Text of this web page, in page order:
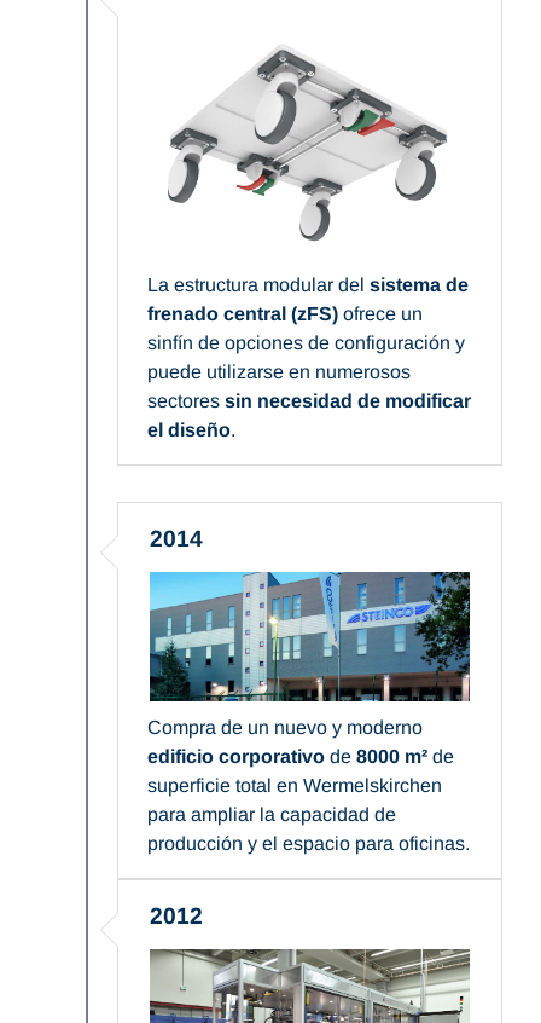
La estructura modular del sistema de
frenado central (zFS) ofrece un
sinfín de opciones de configuración y
puede utilizarse en numerosos
sectores sin necesidad de modificar
el diseño.
2014
Compra de un nuevo y moderno
edificio corporativo de 8000 m² de
superficie total en Wermelskirchen
para ampliar la capacidad de
producción y el espacio para oficinas.
2012